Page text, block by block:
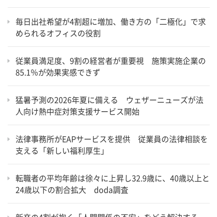
毎日出社希望が4割超に増加、働き方の「二極化」で求
められるオフィスの役割
従業員満足度、9割の経営者が重要視 施策実施企業の
85.1％が効果実感できず
猛暑予測の2026年夏に備える ウェザーニューズが法
人向け熱中症対策支援サービス開始
法律事務所がEAPサービスを提供 従業員の法律相談を
支える「新しい福利厚生」
転職者の平均年齢は徐々に上昇し32.9歳に、40歳以上と
24歳以下の割合拡大 doda調査